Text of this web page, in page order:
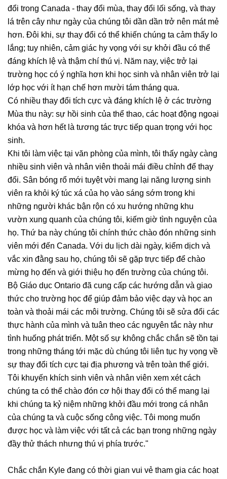
đổi trong Canada - thay đổi mùa, thay đổi lối sống, và thay
lá trên cây như ngày của chúng tôi dần dần trở nên mát mẻ
hơn. Đôi khi, sự thay đổi có thể khiến chúng ta cảm thấy lo
lắng; tuy nhiên, cảm giác hy vọng với sự khởi đầu có thể
đáng khích lệ và thậm chí thú vị. Năm nay, việc trở lại
trường học có ý nghĩa hơn khi học sinh và nhân viên trở lại
lớp học với ít hạn chế hơn mười tám tháng qua.
Có nhiều thay đổi tích cực và đáng khích lệ ở các trường
Mùa thu này: sự hồi sinh của thể thao, các hoạt động ngoại
khóa và hơn hết là tương tác trực tiếp quan trọng với học
sinh.
Khi tôi làm việc tại văn phòng của mình, tôi thấy ngày càng
nhiều sinh viên và nhân viên thoải mái điều chỉnh để thay
đổi. Sân bóng rổ mới tuyệt vời mang lại năng lượng sinh
viên ra khỏi ký túc xá của họ vào sáng sớm trong khi
những người khác bận rộn có xu hướng những khu
vườn xung quanh của chúng tôi, kiếm giờ tình nguyện của
họ. Thứ ba này chúng tôi chính thức chào đón những sinh
viên mới đến Canada. Với du lịch dài ngày, kiểm dịch và
vắc xin đằng sau họ, chúng tôi sẽ gặp trực tiếp để chào
mừng họ đến và giới thiệu họ đến trường của chúng tôi.
Bộ Giáo dục Ontario đã cung cấp các hướng dẫn và giao
thức cho trường học để giúp đảm bảo việc dạy và học an
toàn và thoải mái các môi trường. Chúng tôi sẽ sửa đổi các
thực hành của mình và tuân theo các nguyên tắc này như
tình huống phát triển. Một số sự không chắc chắn sẽ tồn tại
trong những tháng tới mặc dù chúng tôi liên tục hy vọng về
sự thay đổi tích cực tại địa phương và trên toàn thế giới.
Tôi khuyến khích sinh viên và nhân viên xem xét cách
chúng ta có thể chào đón cơ hội thay đổi có thể mang lại
khi chúng ta kỷ niệm những khởi đầu mới trong cá nhân
của chúng ta và cuộc sống công việc. Tôi mong muốn
được học và làm việc với tất cả các bạn trong những ngày
đầy thử thách nhưng thú vị phía trước."
Chắc chắn Kyle đang có thời gian vui vẻ tham gia các hoạt